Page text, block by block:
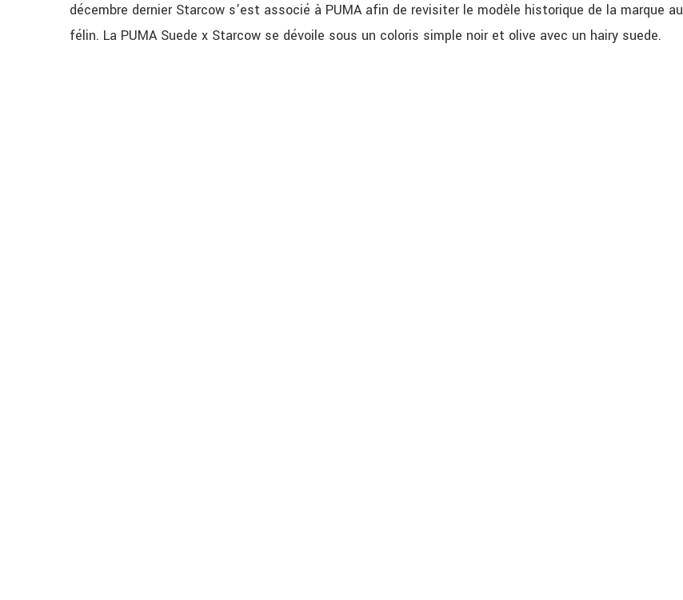
décembre dernier Starcow s’est associé à PUMA afin de revisiter le modèle historique de la marque au
félin. La PUMA Suede x Starcow se dévoile sous un coloris simple noir et olive avec un hairy suede.